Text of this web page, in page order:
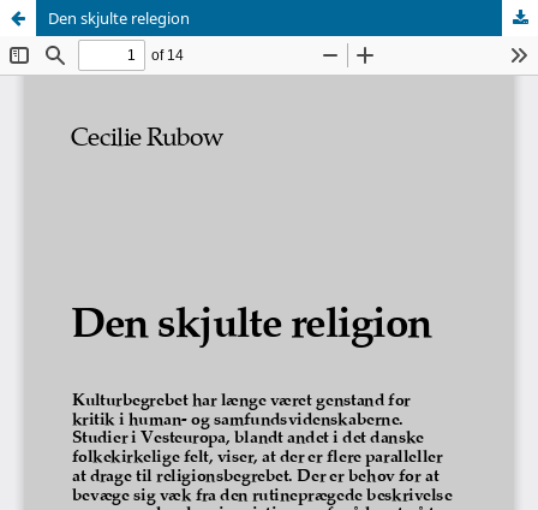
Den skjulte relegion